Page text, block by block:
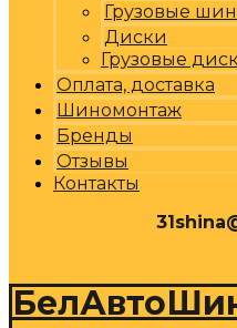
Грузовые
Диски
Грузовые
Оплата, доставка
Шиномонтаж
Бренды
Отзывы
Контакты